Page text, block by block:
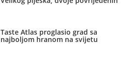
Taste Atlas proglasio grad sa
najboljom hranom na svijetu